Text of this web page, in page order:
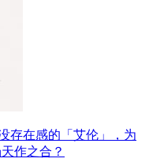
存在感的「艾伦」，为
作之合？